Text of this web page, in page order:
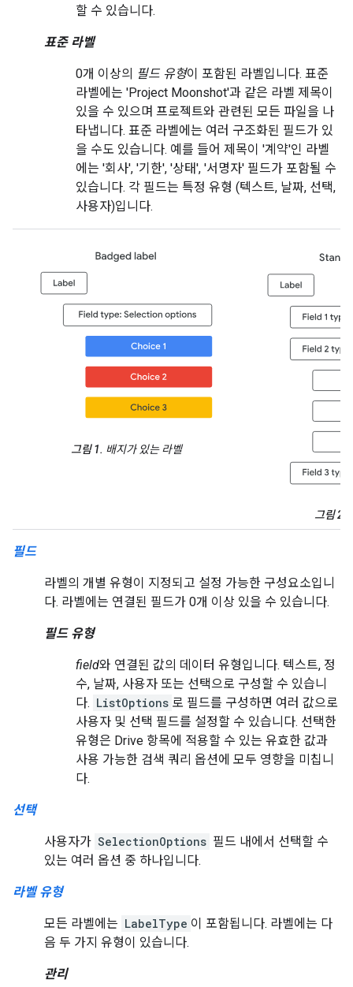
할 수 있습니다.
표준 라벨
0개 이상의 필드 유형이 포함된 라벨입니다. 표준
라벨에는 'Project Moonshot'과 같은 라벨 제목이
있을 수 있으며 프로젝트와 관련된 모든 파일을 나
타냅니다. 표준 라벨에는 여러 구조화된 필드가 있
을 수도 있습니다. 예를 들어 제목이 '계약'인 라벨
에는 '회사', '기한', '상태', '서명자' 필드가 포함될 수
있습니다. 각 필드는 특정 유형 (텍스트, 날짜, 선택,
사용자)입니다.
그림 1. 배지가 있는 라벨
그림 2.
필드
라벨의 개별 유형이 지정되고 설정 가능한 구성요소입니
다. 라벨에는 연결된 필드가 0개 이상 있을 수 있습니다.
필드 유형
field와 연결된 값의 데이터 유형입니다. 텍스트, 정
수, 날짜, 사용자 또는 선택으로 구성할 수 있습니
다. ListOptions 로 필드를 구성하면 여러 값으로
사용자 및 선택 필드를 설정할 수 있습니다. 선택한
유형은 Drive 항목에 적용할 수 있는 유효한 값과
사용 가능한 검색 쿼리 옵션에 모두 영향을 미칩니
다.
선택
사용자가 SelectionOptions 필드 내에서 선택할 수
있는 여러 옵션 중 하나입니다.
라벨 유형
모든 라벨에는 LabelType 이 포함됩니다. 라벨에는 다
음 두 가지 유형이 있습니다.
관리